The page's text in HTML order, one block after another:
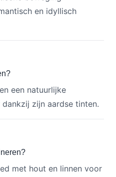
en idyllisch
een natuurlijke
zijn aardse tinten.
met hout en linnen voor